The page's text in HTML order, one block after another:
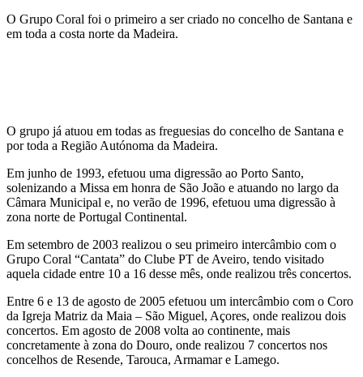
O Grupo Coral foi o primeiro a ser criado no concelho de Santana e
em toda a costa norte da Madeira.
O grupo já atuou em todas as freguesias do concelho de Santana e
por toda a Região Autónoma da Madeira.
Em junho de 1993, efetuou uma digressão ao Porto Santo,
solenizando a Missa em honra de São João e atuando no largo da
Câmara Municipal e, no verão de 1996, efetuou uma digressão à
zona norte de Portugal Continental.
Em setembro de 2003 realizou o seu primeiro intercâmbio com o
Grupo Coral “Cantata” do Clube PT de Aveiro, tendo visitado
aquela cidade entre 10 a 16 desse mês, onde realizou três concertos.
Entre 6 e 13 de agosto de 2005 efetuou um intercâmbio com o Coro
da Igreja Matriz da Maia – São Miguel, Açores, onde realizou dois
concertos. Em agosto de 2008 volta ao continente, mais
concretamente à zona do Douro, onde realizou 7 concertos nos
concelhos de Resende, Tarouca, Armamar e Lamego.